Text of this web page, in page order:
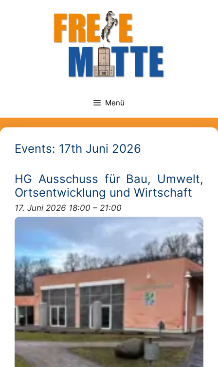
Menü
Events: 17th Juni 2026
HG Ausschuss für Bau, Umwelt,
Ortsentwicklung und Wirtschaft
17. Juni 2026 18:00 – 21:00